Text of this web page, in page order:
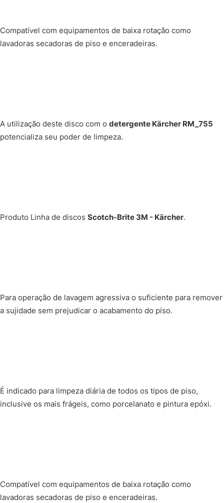
Compatível com equipamentos de baixa rotação como
lavadoras secadoras de piso e enceradeiras.
A utilização deste disco com o detergente Kärcher RM_755
potencializa seu poder de limpeza.
Produto Linha de discos Scotch-Brite 3M - Kärcher.
Para operação de lavagem agressiva o suficiente para remover
a sujidade sem prejudicar o acabamento do piso.
É indicado para limpeza diária de todos os tipos de piso,
inclusive os mais frágeis, como porcelanato e pintura epóxi.
Compatível com equipamentos de baixa rotação como
lavadoras secadoras de piso e enceradeiras.